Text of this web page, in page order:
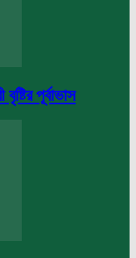
পূর্বাভাস